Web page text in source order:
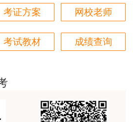
①委托人身份证原件及复印
证复印件并填写《授权委托
系电话;③近期两寸免冠彩色
色，仅二级建造师需要）。
用考场（入口在朝阳市劳动大
容深入浅出，理论和记忆口诀
，考前资料含金量很足，能压
考证方案 网校老师
考试教材 成绩查询